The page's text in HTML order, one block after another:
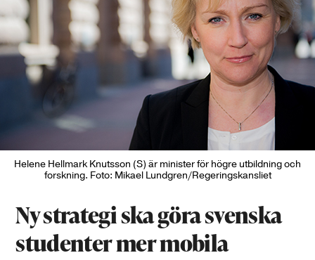
Helene Hellmark Knutsson (S) är minister för högre utbildning och
forskning. Foto: Mikael Lundgren/Regeringskansliet
Ny strategi ska göra svenska
studenter mer mobila